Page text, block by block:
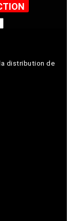
distribution de